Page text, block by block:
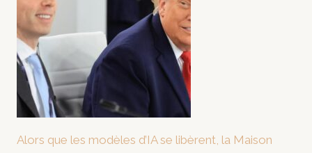
Alors que les modèles d’IA se libèrent, la Maison